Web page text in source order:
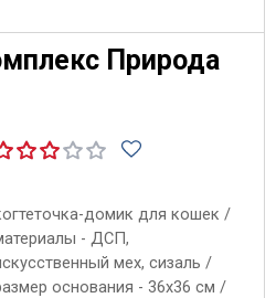
Природа
домик для кошек /
- ДСП,
мех, сизаль /
основания - 36х36 см /